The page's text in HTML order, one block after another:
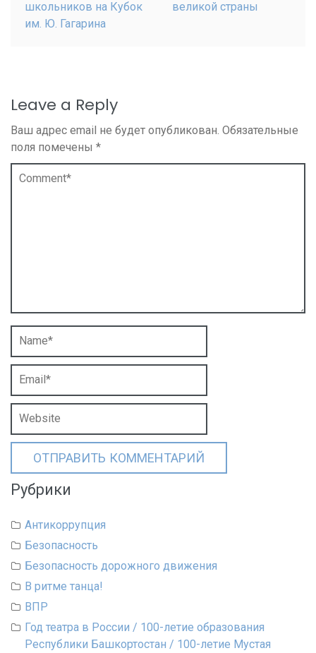
школьников на Кубок
им. Ю. Гагарина
великой страны
Leave a Reply
Ваш адрес email не будет опубликован. Обязательные
поля помечены *
Рубрики
Антикоррупция
Безопасность
Безопасность дорожного движения
В ритме танца!
ВПР
Год театра в России / 100-летие образования
Республики Башкортостан / 100-летие Мустая